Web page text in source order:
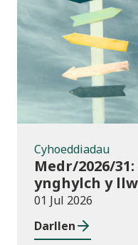
Cyhoeddiadau
Medr/2026/
ynghylch y
arfaethedig
Prentisiaeth
01 Jul 2026
Darllen